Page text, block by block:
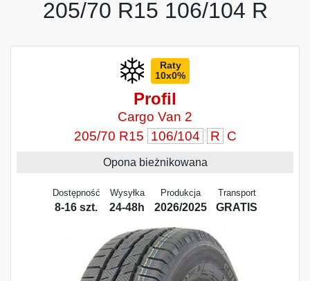
205/70 R15 106/104 R
Raty
10x0%
Profil
Cargo Van 2
205/70 R15 106/104 R C
Opona bieżnikowana
Dostępność
8-16 szt.
Wysyłka
24-48h
Produkcja
2026/2025
Transport
GRATIS